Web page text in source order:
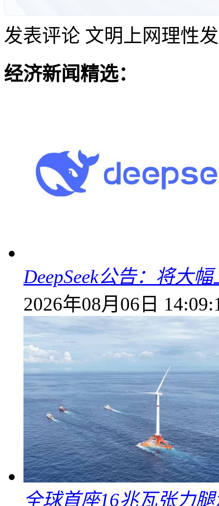
发表评论 文明上网理性
经济新闻精选：
DeepSeek公告：将大
2026年08月06日
全球首座16兆瓦张力